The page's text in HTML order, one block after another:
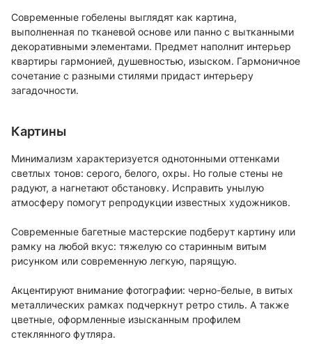
Современные гобелены выглядят как картина,
выполненная по тканевой основе или панно с вытканными
декоративными элементами. Предмет наполнит интерьер
квартиры гармонией, душевностью, изыском. Гармоничное
сочетание с разными стилями придаст интерьеру
загадочности.
Картины
Минимализм характеризуется однотонными оттенками
светлых тонов: серого, белого, охры. Но голые стены не
радуют, а нагнетают обстановку. Исправить унылую
атмосферу помогут репродукции известных художников.
Современные багетные мастерские подберут картину или
рамку на любой вкус: тяжелую со старинным витым
рисунком или современную легкую, парящую.
Акцентируют внимание фотографии: черно-белые, в витых
металлических рамках подчеркнут ретро стиль. А также
цветные, оформленные изысканным профилем
стеклянного футляра.